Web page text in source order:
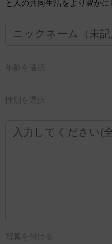
と人の共同生活をより豊かに
年齢を選択
性別を選択
写真を付ける